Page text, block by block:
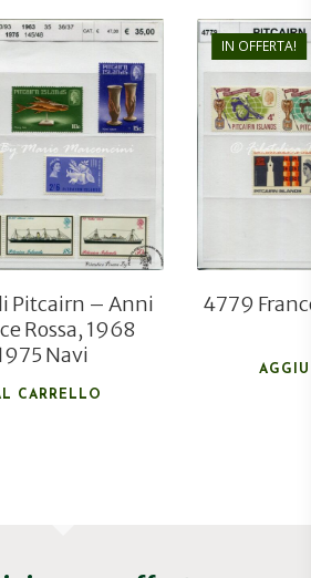
Pitcairn – Anni
Rossa, 1968
Navi
CARRELLO
IN OFFERTA!
4779